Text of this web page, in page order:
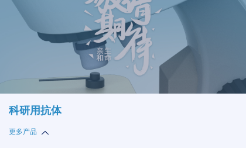
科研用抗体
更多产品